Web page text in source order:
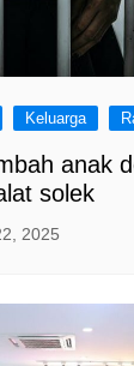
Keluarga
anak
solek
2025